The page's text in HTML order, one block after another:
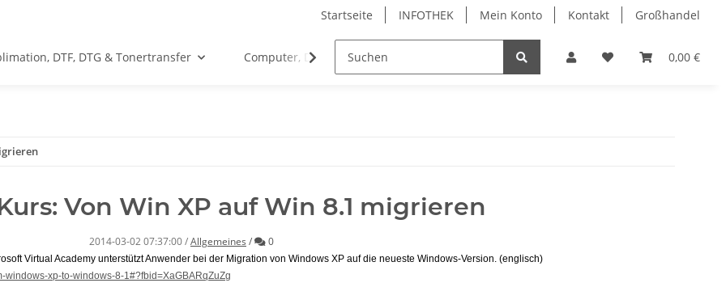
Startseite INFOTHEK Mein Konto Kontakt Großhandel
0,00 €
DTF, DTG & Tonertransfer Computer, Drucker & Bürobedarf PVC Kartendrucker & Zubehör TiDis
Von Win XP auf Win 8.1 migrieren
2014-03-02 07:37:00/Allgemeines / Kommentare
0
Virtual Academy unterstützt Anwender bei der Migration von Windows XP auf die neueste Windows-Version. (englisch)
windows-xp-to-windows-8-1#?fbid=XaGBARqZuZg